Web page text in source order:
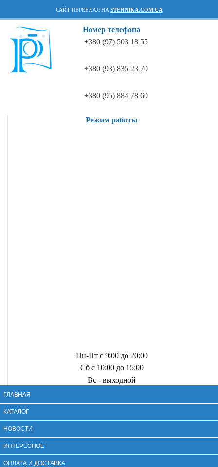
Номер телефона
+380 (97) 503 18 55
+380 (93) 835 23 70
+380 (95) 884 78 60
Режим работы
Пн-Пт с 9:00 до 20:00
Сб с 10:00 до 15:00
Вс - выходной
ГЛАВНАЯ
КАТАЛОГ
НОВОСТИ
ИНТЕРЕСНОЕ
ОПЛАТА И ДОСТАВКА
САЙТ ПЕРЕЕХАЛ НА STEHNIKA.COM.UA